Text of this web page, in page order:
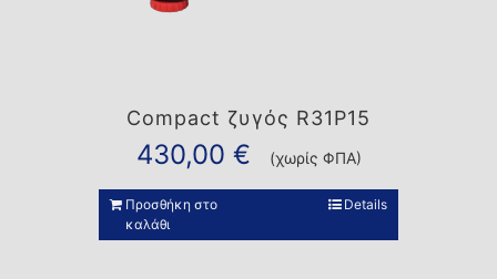
Compact ζυγός R31P15
430,00 € (χωρίς ΦΠΑ)
Προσθήκη στο
καλάθι
Details